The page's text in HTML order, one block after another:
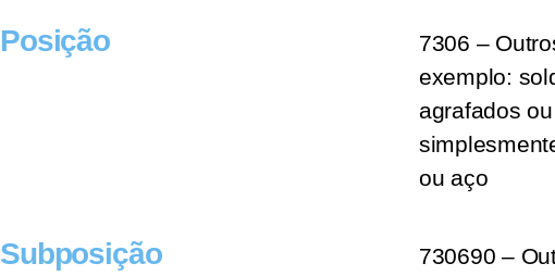
Posição
7306 –
exemplo:
agrafados
ou aço
Subposição
730690 –